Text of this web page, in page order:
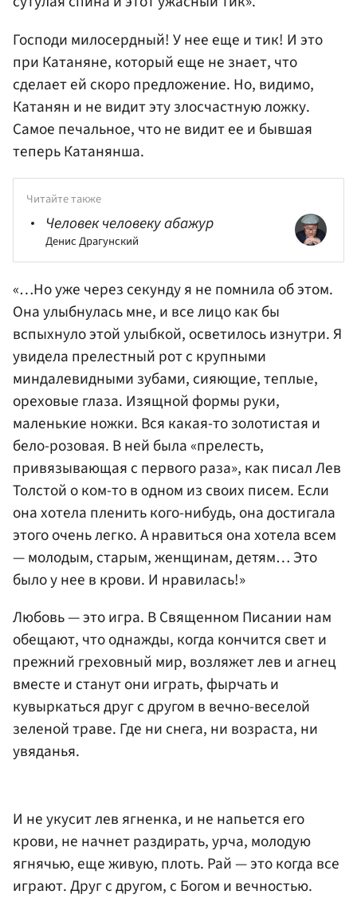
Господи милосердный! У нее еще и тик! И это
при Катаняне, который еще не знает, что
сделает ей скоро предложение. Но, видимо,
Катанян и не видит эту злосчастную ложку.
Самое печальное, что не видит ее и бывшая
теперь Катанянша.
Читайте также
Человек человеку абажур
Денис Драгунский
«…Но уже через секунду я не помнила об этом.
Она улыбнулась мне, и все лицо как бы
вспыхнуло этой улыбкой, осветилось изнутри. Я
увидела прелестный рот с крупными
миндалевидными зубами, сияющие, теплые,
ореховые глаза. Изящной формы руки,
маленькие ножки. Вся какая-то золотистая и
бело-розовая. В ней была «прелесть,
привязывающая с первого раза», как писалЛев
Толстой о ком-то в одном из своих писем. Если
она хотела пленить кого-нибудь, она достигала
этого очень легко. А нравиться она хотела всем
— молодым, старым, женщинам, детям… Это
было у нее в крови. И нравилась!»
Любовь — это игра. В Священном Писании нам
обещают, что однажды, когда кончится свет и
прежний греховный мир, возляжет лев и агнец
вместе и станут они играть, фырчать и
кувыркаться друг с другом в вечно-веселой
зеленой траве. Где ни снега, ни возраста, ни
увяданья.
И не укусит лев ягненка, и не напьется его
крови, не начнет раздирать, урча, молодую
ягнячью, еще живую, плоть. Рай — это когда все
играют. Друг с другом, с Богом и вечностью.